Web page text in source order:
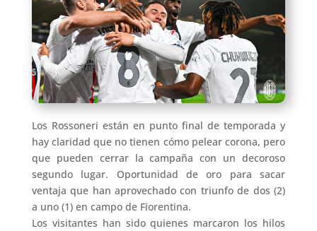
Los Rossoneri están en punto final de temporada y
hay claridad que no tienen cómo pelear corona, pero
que pueden cerrar la campaña con un decoroso
segundo lugar. Oportunidad de oro para sacar
ventaja que han aprovechado con triunfo de dos (2)
a uno (1) en campo de Fiorentina.
Los visitantes han sido quienes marcaron los hilos